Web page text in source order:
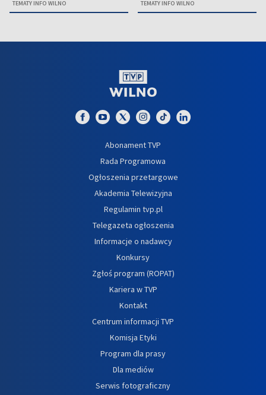
TEMATY INFO WILNO TEMATY INFO WILNO
Abonament TVP
Rada Programowa
Ogłoszenia przetargowe
Akademia Telewizyjna
Regulamin tvp.pl
Telegazeta ogłoszenia
Informacje o nadawcy
Konkursy
Zgłoś program (ROPAT)
Kariera w TVP
Kontakt
Centrum informacji TVP
Komisja Etyki
Program dla prasy
Dla mediów
Serwis fotograficzny